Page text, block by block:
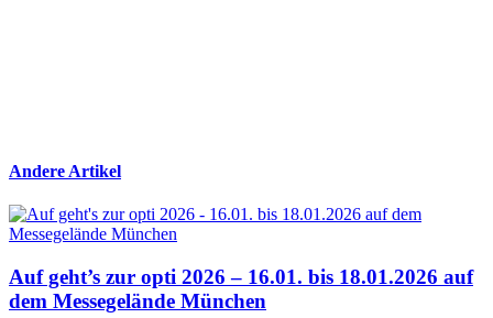
Andere Artikel
Auf geht’s zur opti 2026 – 16.01. bis 18.01.2026 auf
dem Messegelände München